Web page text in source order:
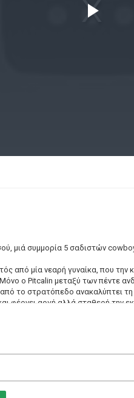
μιά συμμορία 5 σαδιστών
από μία νεαρή γυναίκα, που την
ο Pitcalin μεταξύ των πέντε
το στρατόπεδο ανακαλύπτει
φέρνει αργή αλλά σταθερή την
and Dan Kemp